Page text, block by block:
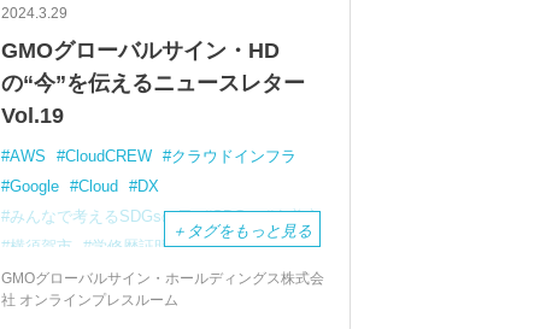
2024.3.29
GMOグローバルサイン・HD
の“今”を伝えるニュースレター
Vol.19
AWS CloudCREW
クラウドインフラ
Google
Cloud
DX
みんなで考えるSDGsの日
SDGs
奄美市
横須賀市
学修歴証明書
電子認証
電子印鑑
電子印鑑GMOサイン
＋ タグをもっと見る
GMOグローバルサイン・ホールディングス株式会
社 オンラインプレスルーム